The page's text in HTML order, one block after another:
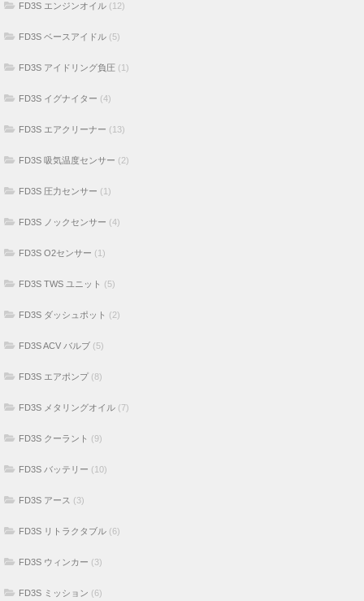
FD3S エンジンオイル (12)
FD3S ベースアイドル (5)
FD3S アイドリング負圧 (1)
FD3S イグナイター (4)
FD3S エアクリーナー (13)
FD3S 吸気温度センサー (2)
FD3S 圧力センサー (1)
FD3S ノックセンサー (4)
FD3S O2センサー (1)
FD3S TWS ユニット (5)
FD3S ダッシュポット (2)
FD3S ACV バルブ (5)
FD3S エアポンプ (8)
FD3S メタリングオイル (7)
FD3S クーラント (9)
FD3S バッテリー (10)
FD3S アース (3)
FD3S リトラクタブル (6)
FD3S ウィンカー (3)
FD3S ミッション (6)